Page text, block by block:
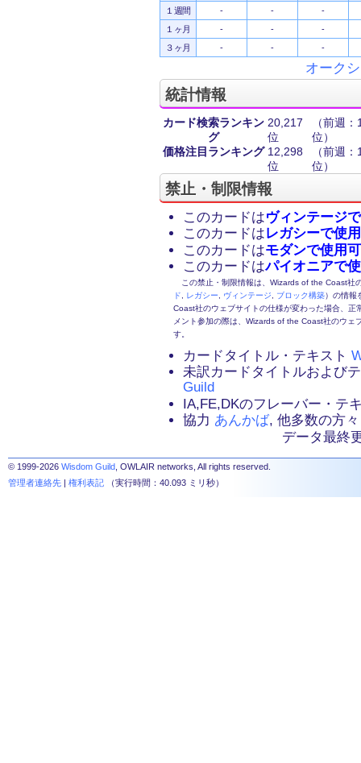
１週間
- -
-
１ヶ月
- -
-
３ヶ月
- - -
オーク
統計情報
カード検索ランキン
グ
20,217
位
（前週
位）
価格注目ランキング 12,298
位
（前週
位）
禁止・制限情報
このカードはヴィンテージ
このカードはレガシーで使
このカードはモダンで使用
このカードはパイオニアで
この禁止・制限情報は、Wizards of the Coast社
ド
レガシー ヴィンテージ ブロック構築）の情報
Coast社のウェブサイトの仕様が変わった場合、
メント参加の際は、Wizards of the Coast社のウェ
す。
カードタイトル・テキスト
未訳カードタイトルおよび
Guild
IA,FE,DKのフレーバー・テ
協力 あんかば, 他多数の方々
データ最終
© 1999-2026 Wisdom Guild , OWLAIR networks, All rights reserved.
管理者連絡先 | 権利表記 （実行時間：40.093 ミリ秒）